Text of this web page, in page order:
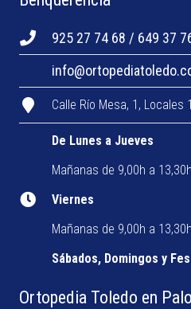
925 27 74 68 / 649 37
Calle Río Mesa, 1, Locales
De Lunes a Jueves
Mañanas de 9,00h a
Viernes
Mañanas de 9,00h a
Sábados, Domingos y
Ortopedia Toledo en